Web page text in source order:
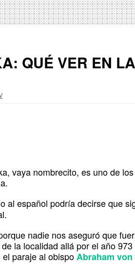
QUÉ VER EN
vaya nombrecito, es uno de
al español podría decirse que
nadie nos aseguró que
la localidad allá por el año
paraje al obispoAbraham